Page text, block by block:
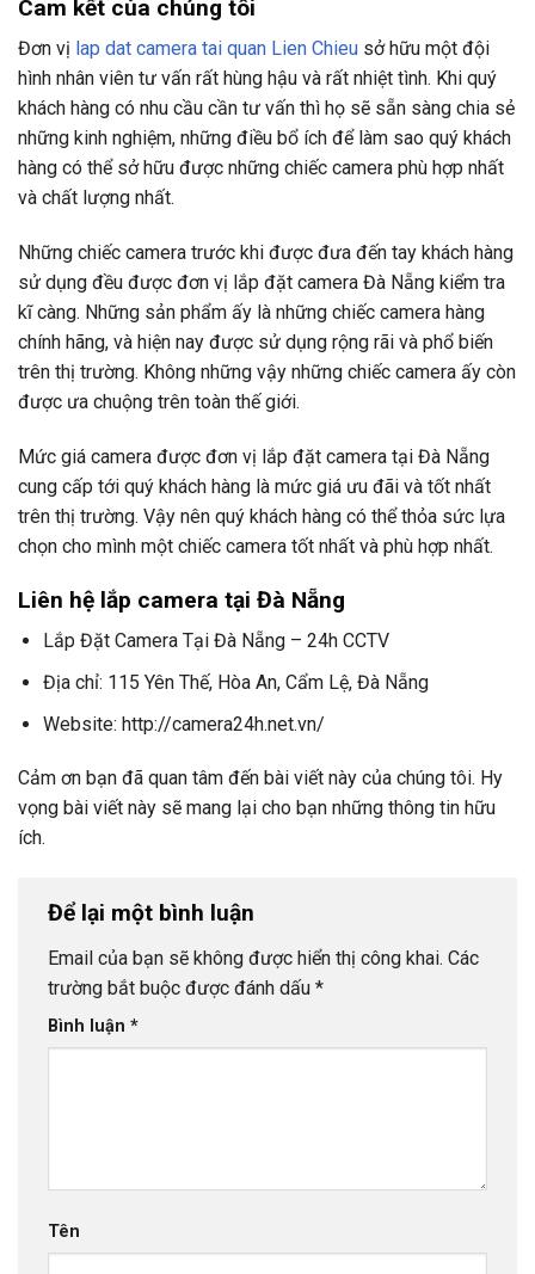
Cam kết của chúng tôi
Đơn vị lap dat camera tai quan Lien Chieu sở hữu một đội
hình nhân viên tư vấn rất hùng hậu và rất nhiệt tình. Khi quý
khách hàng có nhu cầu cần tư vấn thì họ sẽ sẵn sàng chia sẻ
những kinh nghiệm, những điều bổ ích để làm sao quý khách
hàng có thể sở hữu được những chiếc camera phù hợp nhất
và chất lượng nhất.
Những chiếc camera trước khi được đưa đến tay khách hàng
sử dụng đều được đơn vị lắp đặt camera Đà Nẵng kiểm tra
kĩ càng. Những sản phẩm ấy là những chiếc camera hàng
chính hãng, và hiện nay được sử dụng rộng rãi và phổ biến
trên thị trường. Không những vậy những chiếc camera ấy còn
được ưa chuộng trên toàn thế giới.
Mức giá camera được đơn vị lắp đặt camera tại Đà Nẵng
cung cấp tới quý khách hàng là mức giá ưu đãi và tốt nhất
trên thị trường. Vậy nên quý khách hàng có thể thỏa sức lựa
chọn cho mình một chiếc camera tốt nhất và phù hợp nhất.
Liên hệ lắp camera tại Đà Nẵng
Lắp Đặt Camera Tại Đà Nẵng – 24h CCTV
Địa chỉ: 115 Yên Thế, Hòa An, Cẩm Lệ, Đà Nẵng
Website: http://camera24h.net.vn/
Cảm ơn bạn đã quan tâm đến bài viết này của chúng tôi. Hy
vọng bài viết này sẽ mang lại cho bạn những thông tin hữu
ích.
Để lại một bình luận
Email của bạn sẽ không được hiển thị công khai. Các
trường bắt buộc được đánh dấu *
Bình luận *
Tên